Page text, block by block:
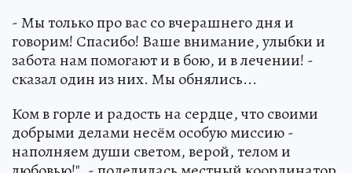
- Мы только про вас со вчерашнего дня и
говорим! Спасибо! Ваше внимание, улыбки и
забота нам помогают и в бою, и в лечении! -
сказал один из них. Мы обнялись...
Ком в горле и радость на сердце, что своими
добрыми делами несём особую миссию -
наполняем души светом, верой, телом и